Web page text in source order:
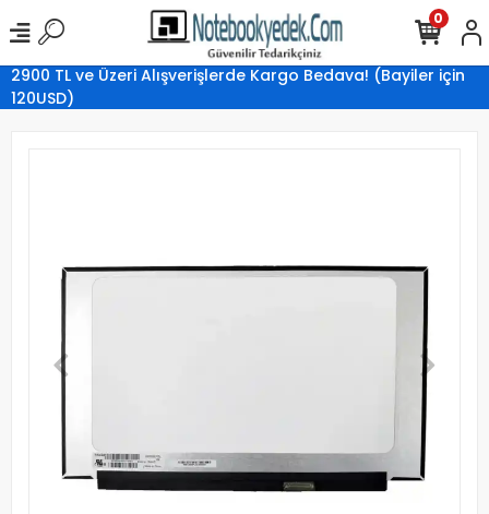
2900 TL ve Üzeri Alışverişlerde Kargo Bedava! (Bayiler için
120USD)
0